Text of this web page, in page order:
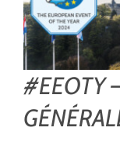
#EEOTY